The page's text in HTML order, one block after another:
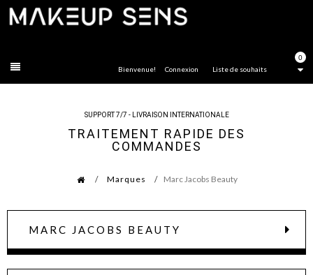
0
Liste de souhaits
Bienvenue! Connexion
SUPPORT 7/7 - LIVRAISON INTERNATIONALE
TRAITEMENT RAPIDE DES
COMMANDES
Marques Marc Jacobs Beauty
MARC JACOBS BEAUTY